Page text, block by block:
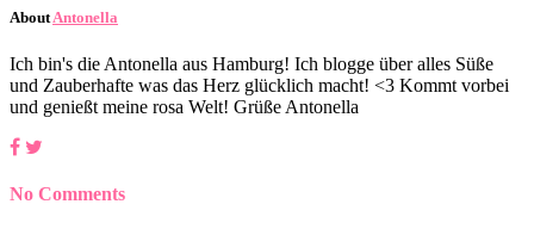
About Antonella
Ich bin's die Antonella aus Hamburg! Ich blogge über alles Süße
und Zauberhafte was das Herz glücklich macht! <3 Kommt vorbei
und genießt meine rosa Welt! Grüße Antonella
No Comments